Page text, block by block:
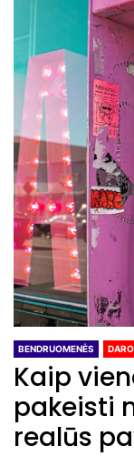
BENDRUOMENĖS
Kaip
pakeisti
realūs